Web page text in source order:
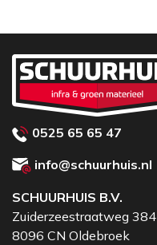
0525 65 65 47
info@schuurhuis.nl
SCHUURHUIS B.V.
Zuiderzeestraatweg 384
8096 CN Oldebroek